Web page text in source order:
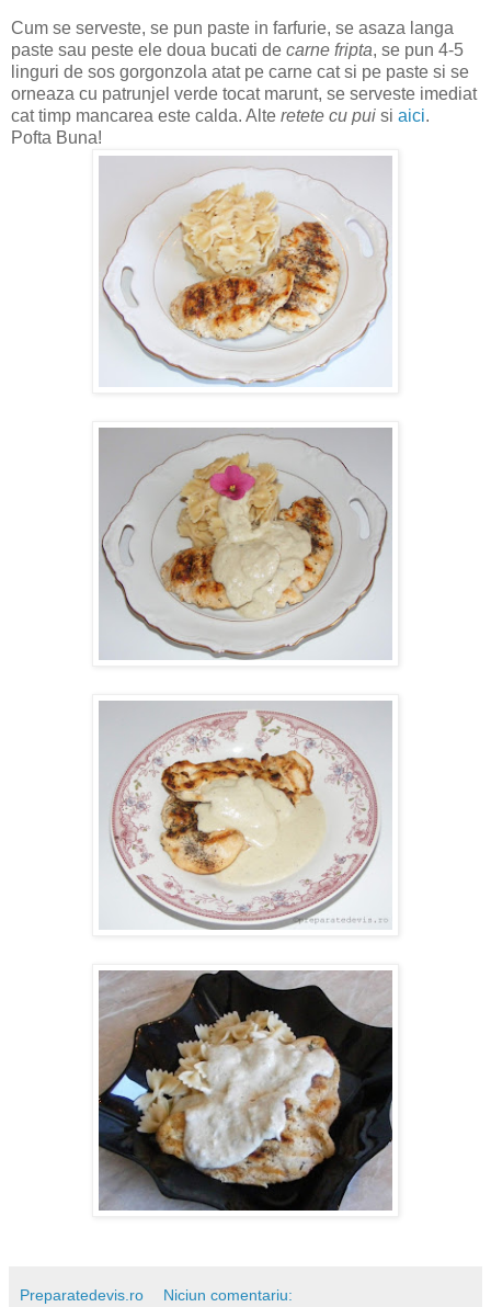
Cum se serveste, se pun paste in farfurie, se asaza langa
paste sau peste ele doua bucati de carne fripta, se pun 4-5
linguri de sos gorgonzola atat pe carne cat si pe paste si se
orneaza cu patrunjel verde tocat marunt, se serveste imediat
cat timp mancarea este calda. Alte retete cu pui si aici.
Pofta Buna!
Preparatedevis.ro Niciun comentariu: